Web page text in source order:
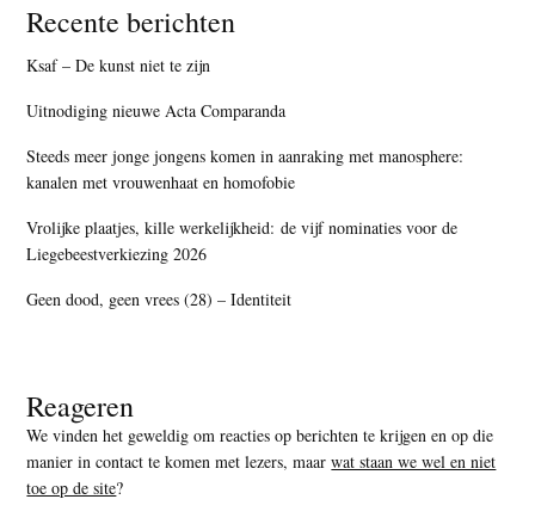
Recente berichten
Ksaf – De kunst niet te zijn
Uitnodiging nieuwe Acta Comparanda
Steeds meer jonge jongens komen in aanraking met manosphere:
kanalen met vrouwenhaat en homofobie
Vrolijke plaatjes, kille werkelijkheid: de vijf nominaties voor de
Liegebeestverkiezing 2026
Geen dood, geen vrees (28) – Identiteit
Reageren
We vinden het geweldig om reacties op berichten te krijgen en op die
manier in contact te komen met lezers, maarwat staan we wel en niet
toe op de site?